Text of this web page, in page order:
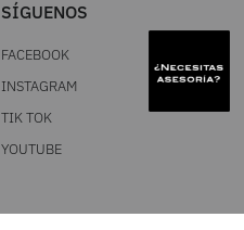
SÍGUENOS
FACEBOOK
INSTAGRAM
TIK TOK
YOUTUBE